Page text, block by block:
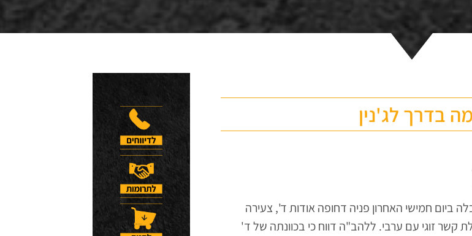
בדרך לג'נין
ביום חמישי האחרון פניה דחופה אודות ד', צעירה
המנהלת קשר זוגי עם ערבי. ללהב"ה דווח כי בכוונתה של ד'